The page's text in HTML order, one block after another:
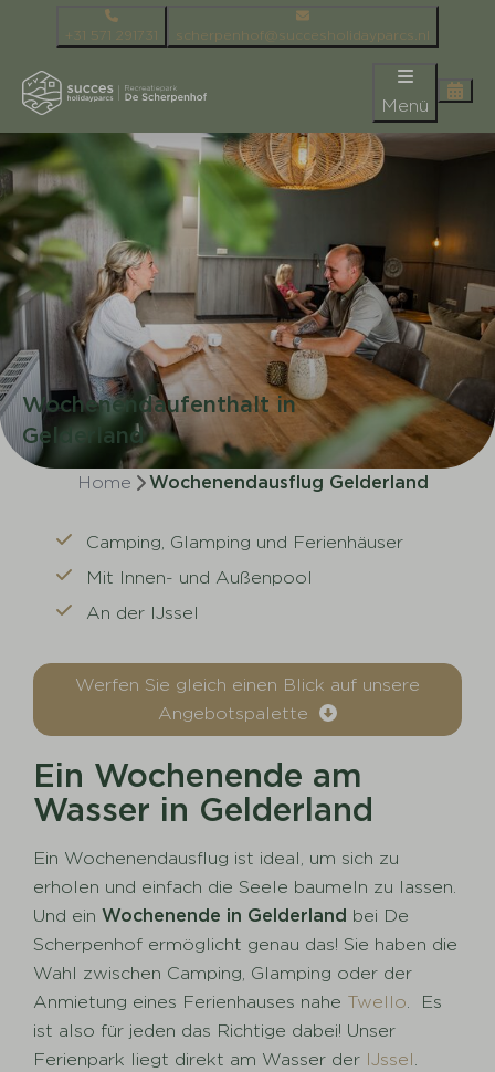
+31 571 291731 scherpenhof@succesholidayparcs.nl
Menü
Wochenendaufenthalt in
Gelderland
Home Wochenendausflug Gelderland
Camping, Glamping und Ferienhäuser
Mit Innen- und Außenpool
An der IJssel
Werfen Sie gleich einen Blick auf unsere
Angebotspalette
Ein Wochenende am
Wasser in Gelderland
Ein Wochenendausflug ist ideal, um sich zu
erholen und einfach die Seele baumeln zu lassen.
Und einWochenende in Gelderland bei De
Scherpenhof ermöglicht genau das! Sie haben die
Wahl zwischen Camping, Glamping oder der
Anmietung eines Ferienhauses nahe Twello. Es
ist also für jeden das Richtige dabei! Unser
Ferienpark liegt direkt am Wasser der IJssel.